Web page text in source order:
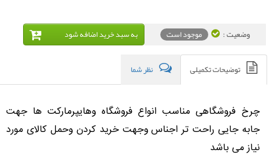
وضعیت : موجود است به سبد خريد اضافه شود
توضیحات تکمیلی نظر شما
چرخ فروشگاهی مناسب انواع فروشگاه وهایپرمارکت ها جهت
جابه جایی راحت تر اجناس وجهت خرید کردن وحمل کالای مورد
نیاز می باشد